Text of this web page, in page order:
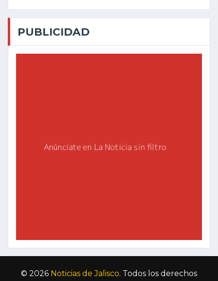
PUBLICIDAD
© 2026 Noticias de Jalisco. Todos los derechos